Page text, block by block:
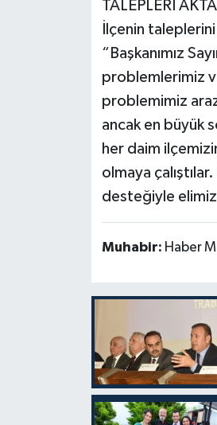
TALEPLERİ
İlçenin
“Başkanımız
problemlerimiz
problemimiz
ancak en büyük
her daim
olmaya
desteğiyle
Muhabir: Haber